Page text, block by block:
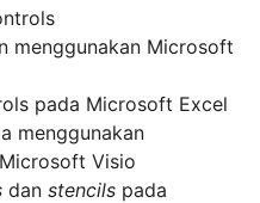
menggunakan Microsoft
pada Microsoft Excel
menggunakan
Visio
dan stencils pada